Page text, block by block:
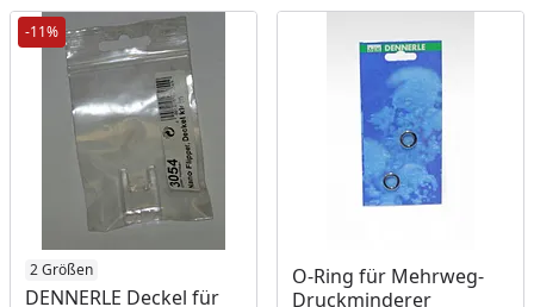
-11%
2 Größen
DENNERLE Deckel für
Produkt nicht lieferbar
O-Ring für Mehrweg-
Druckminderer
Produkt nicht lieferbar